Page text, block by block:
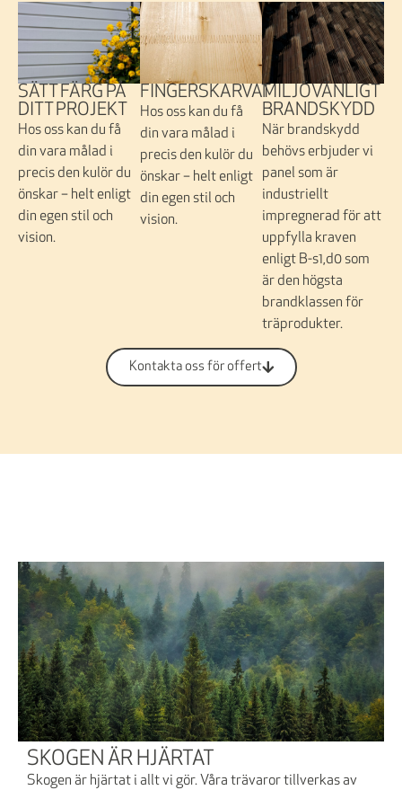
SÄTT FÄRG PÅ
DITT PROJEKT
Hos oss kan du få
din vara målad i
precis den kulör du
önskar – helt enligt
din egen stil och
vision.
FINGERSKARVAT
Hos oss kan du få
din vara målad i
precis den kulör du
önskar – helt enligt
din egen stil och
vision.
MILJÖVÄNLIGT
BRANDSKYDD
När brandskydd
behövs erbjuder vi
panel som är
industriellt
impregnerad för att
uppfylla kraven
enligt B-s1,d0 som
är den högsta
brandklassen för
träprodukter.
Kontakta oss för offert
SKOGEN ÄR HJÄRTAT
Skogen är hjärtat i allt vi gör. Våra trävaror tillverkas av